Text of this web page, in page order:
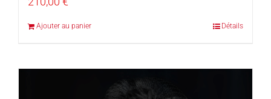
Ajouter au panier Détails